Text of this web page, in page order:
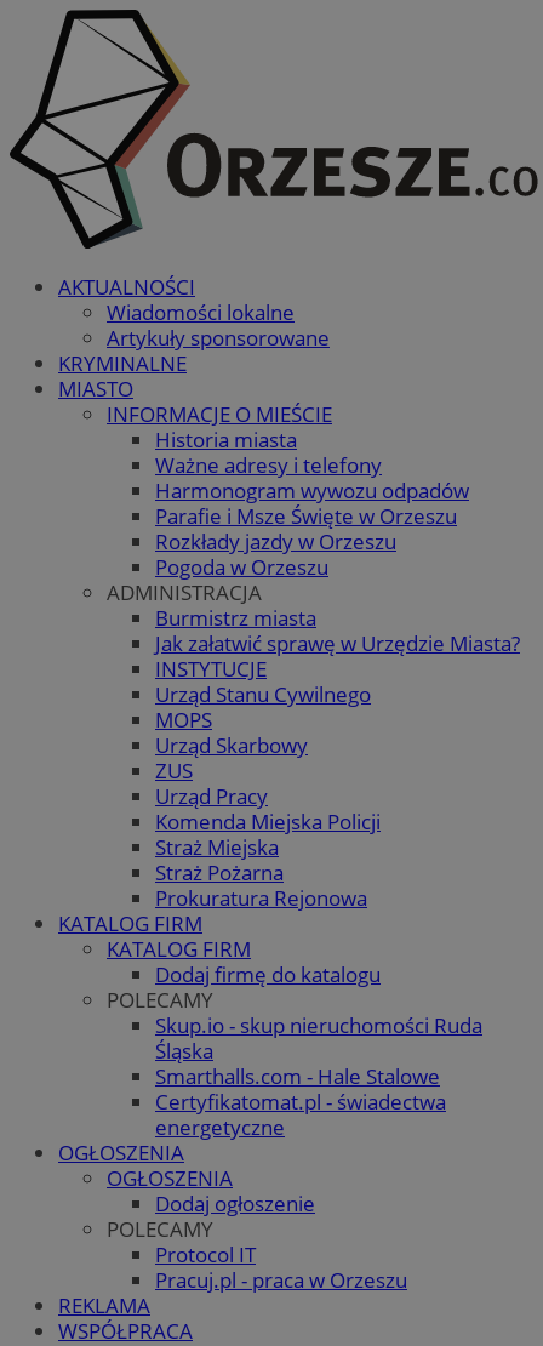
AKTUALNOŚCI
Wiadomości lokalne
Artykuły sponsorowane
KRYMINALNE
MIASTO
INFORMACJE O MIEŚCIE
Historia miasta
Ważne adresy i telefony
Harmonogram wywozu odpadów
Parafie i Msze Święte w Orzeszu
Rozkłady jazdy w Orzeszu
Pogoda w Orzeszu
ADMINISTRACJA
Burmistrz miasta
Jak załatwić sprawę w Urzędzie Miasta?
INSTYTUCJE
Urząd Stanu Cywilnego
MOPS
Urząd Skarbowy
ZUS
Urząd Pracy
Komenda Miejska Policji
Straż Miejska
Straż Pożarna
Prokuratura Rejonowa
KATALOG FIRM
KATALOG FIRM
Dodaj firmę do katalogu
POLECAMY
Skup.io - skup nieruchomości Ruda
Śląska
Smarthalls.com - Hale Stalowe
Certyfikatomat.pl - świadectwa
energetyczne
OGŁOSZENIA
OGŁOSZENIA
Dodaj ogłoszenie
POLECAMY
Protocol IT
Pracuj.pl - praca w Orzeszu
REKLAMA
WSPÓŁPRACA